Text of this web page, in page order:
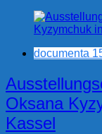
documenta
Oksana
Kassel